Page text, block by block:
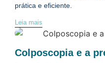
prática e eficiente.
Leia mais
Colposcopia e a